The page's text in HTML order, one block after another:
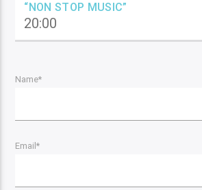
“NON STOP MUSIC”
20:00
Name*
Email*